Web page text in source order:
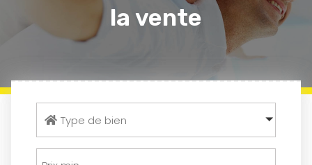
la vente
Type de bien